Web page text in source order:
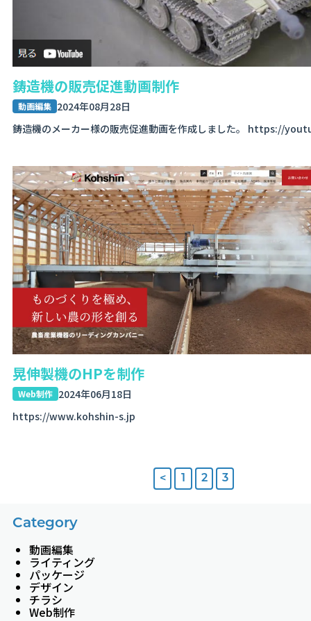
Category
動画編集
ライティング
パッケージ
デザイン
チラシ
Web制作
鋳造機の販売促進動画制作
動画編集 2024年08月28日
鋳造機のメーカー様の販売促進動画を作成しました。 https://
晃伸製機のHPを制作
Web制作 2024年06月18日
https://www.kohshin-s.jp
< 2 3